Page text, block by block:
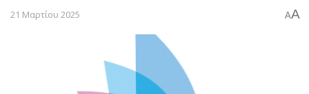
21 Μαρτίου 2025 AA